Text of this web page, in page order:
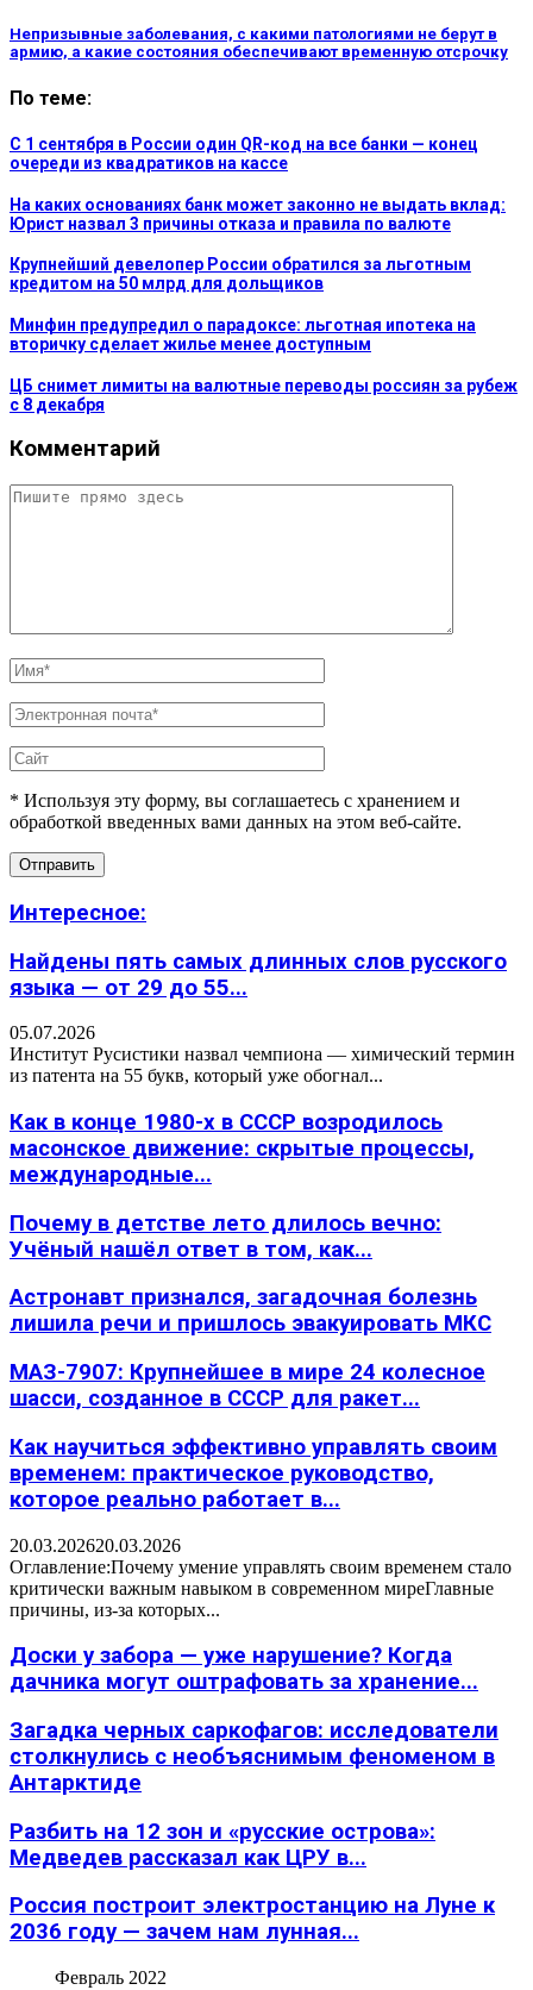
Непризывные заболевания, с какими патологиями не берут в
армию, а какие состояния обеспечивают временную отсрочку
По теме:
С 1 сентября в России один QR-код на все банки — конец
очереди из квадратиков на кассе
На каких основаниях банк может законно не выдать вклад:
Юрист назвал 3 причины отказа и правила по валюте
Крупнейший девелопер России обратился за льготным
кредитом на 50 млрд для дольщиков
Минфин предупредил о парадоксе: льготная ипотека на
вторичку сделает жилье менее доступным
ЦБ снимет лимиты на валютные переводы россиян за рубеж
с 8 декабря
Комментарий
* Используя эту форму, вы соглашаетесь с хранением и
обработкой введенных вами данных на этом веб-сайте.
Интересное:
Найдены пять самых длинных слов русского
языка — от 29 до 55...
05.07.2026
Институт Русистики назвал чемпиона — химический термин
из патента на 55 букв, который уже обогнал...
Как в конце 1980-х в СССР возродилось
масонское движение: скрытые процессы,
международные...
Почему в детстве лето длилось вечно:
Учёный нашёл ответ в том, как...
Астронавт признался, загадочная болезнь
лишила речи и пришлось эвакуировать МКС
МАЗ-7907: Крупнейшее в мире 24 колесное
шасси, созданное в СССР для ракет...
Как научиться эффективно управлять своим
временем: практическое руководство,
которое реально работает в...
20.03.202620.03.2026
Оглавление:Почему умение управлять своим временем стало
критически важным навыком в современном миреГлавные
причины, из-за которых...
Доски у забора — уже нарушение? Когда
дачника могут оштрафовать за хранение...
Загадка черных саркофагов: исследователи
столкнулись с необъяснимым феноменом в
Антарктиде
Разбить на 12 зон и «русские острова»:
Медведев рассказал как ЦРУ в...
Россия построит электростанцию на Луне к
2036 году — зачем нам лунная...
Февраль 2022